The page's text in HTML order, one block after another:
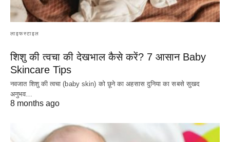
लाइफस्टाइल
शिशु की त्वचा की देखभाल कैसे करें? 7 आसान Baby
Skincare Tips
नवजात शिशु की त्वचा (baby skin) को छूने का अहसास दुनिया का सबसे सुखद
अनुभव…
8 months ago